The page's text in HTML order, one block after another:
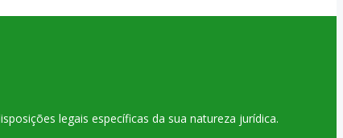
legais específicas da sua natureza jurídica.